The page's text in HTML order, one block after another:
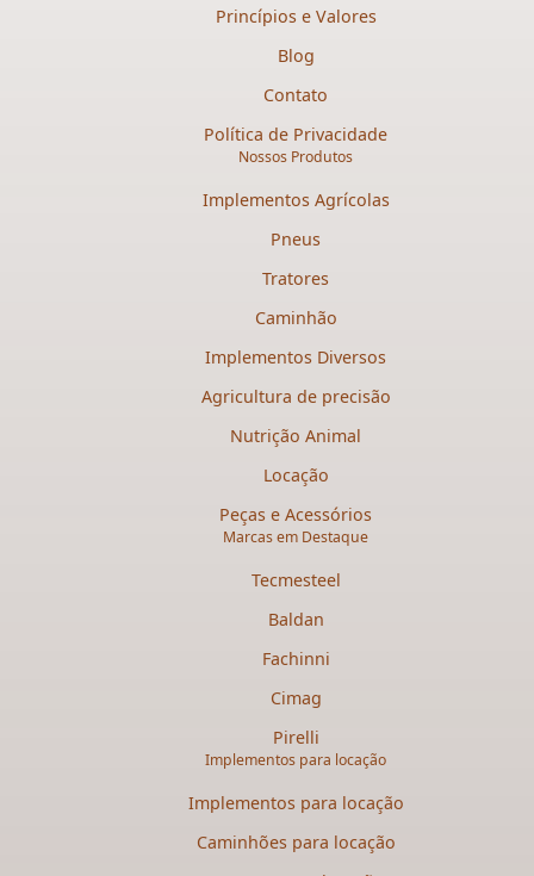
Princípios e Valores
Blog
Contato
Política de Privacidade
Nossos Produtos
Implementos Agrícolas
Pneus
Tratores
Caminhão
Implementos Diversos
Agricultura de precisão
Nutrição Animal
Locação
Peças e Acessórios
Marcas em Destaque
Tecmesteel
Baldan
Fachinni
Cimag
Pirelli
Implementos para locação
Implementos para locação
Caminhões para locação​